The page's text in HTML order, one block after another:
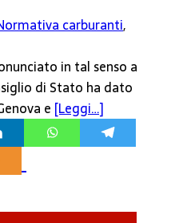
carburanti,
in tal senso a
di Stato ha dato
e [Leggi…]